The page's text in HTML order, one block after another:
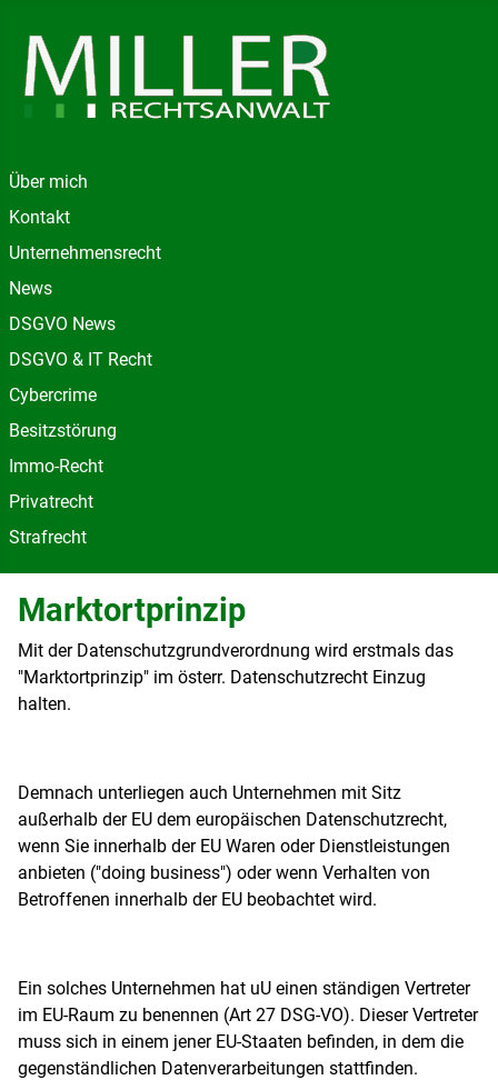
Über mich
Kontakt
Unternehmensrecht
News
DSGVO News
DSGVO & IT Recht
Cybercrime
Besitzstörung
Immo-Recht
Privatrecht
Strafrecht
Marktortprinzip
Mit der Datenschutzgrundverordnung wird erstmals das
"Marktortprinzip" im österr. Datenschutzrecht Einzug
halten.
Demnach unterliegen auch Unternehmen mit Sitz
außerhalb der EU dem europäischen Datenschutzrecht,
wenn Sie innerhalb der EU Waren oder Dienstleistungen
anbieten ("doing business") oder wenn Verhalten von
Betroffenen innerhalb der EU beobachtet wird.
Ein solches Unternehmen hat uU einen ständigen Vertreter
im EU-Raum zu benennen (Art 27 DSG-VO). Dieser Vertreter
muss sich in einem jener EU-Staaten befinden, in dem die
gegenständlichen Datenverarbeitungen stattfinden.